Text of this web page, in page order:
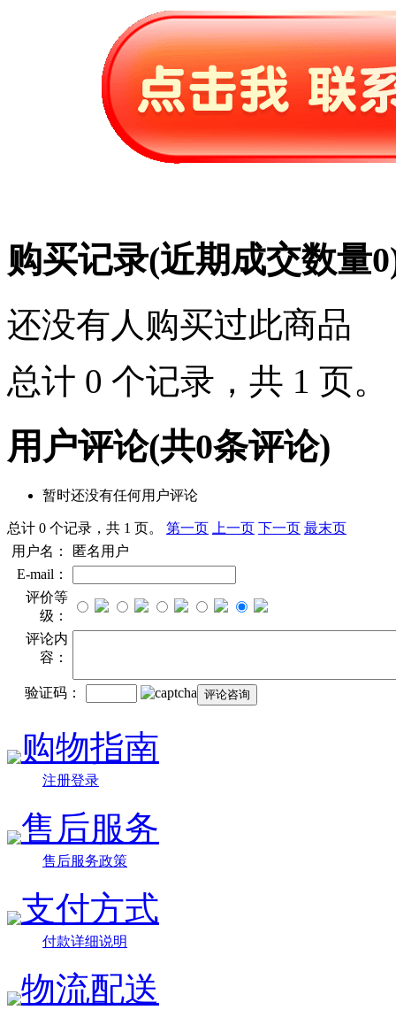
购买记录(近期成交数量0
还没有人购买过此商品
总计 0 个记录，共 1 页。
用户评论(共0条评论)
暂时还没有任何用户评论
总计 0 个记录，共 1 页。 第一页 上一页 下一页 最末页
用户名：
匿名用户
E-mail：
评价等
级：
评论内
容：
验证码：
购物指南
注册登录
售后服务
售后服务政策
支付方式
付款详细说明
物流配送